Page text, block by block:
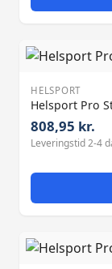
HELSPORT
Helsport Pro
808,95 kr.
Leveringstid 2-4